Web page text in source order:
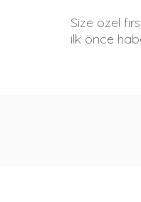
Size özel
ilk önce